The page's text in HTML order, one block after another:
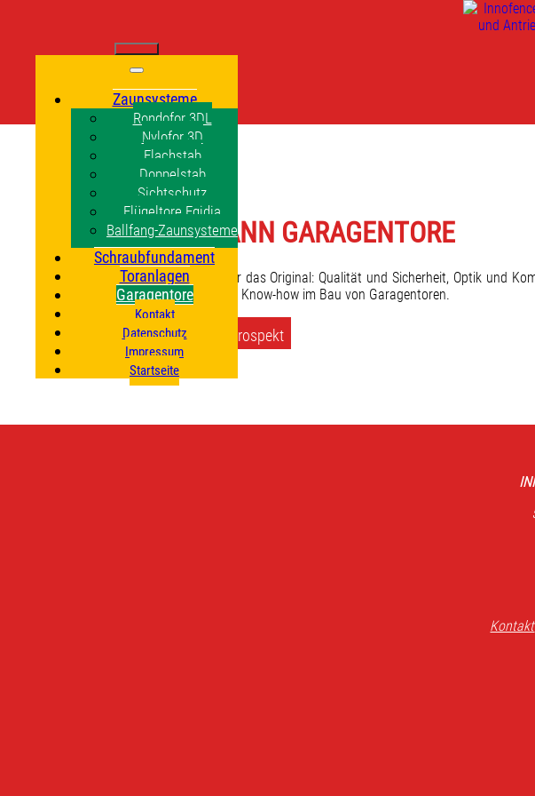
Zaunsysteme
Rondofor 3DL
Nylofor 3D
Flachstab
Doppelstab
Sichtschutz
Flügeltore Egidia
Ballfang-Zaunsysteme
Schraubfundament
Toranlagen
Garagentore
Kontakt
Datenschutz
Impressum
Startseite
HÖRMANN GARAGENTORE
Alles spricht für das Original: Qualität und Sicherheit, Optik und
über 50 Jahren Know-how im Bau von Garagentoren.
Produktprospekt
Kontakt